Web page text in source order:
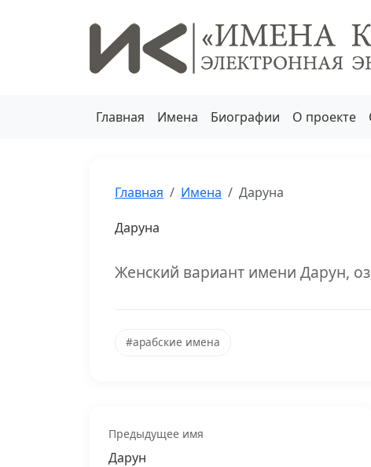
Главная Имена Биографии О проекте
Главная Имена Даруна
Даруна
Женский вариант имени Дарун,
#арабские имена
Предыдущее имя
Дарун